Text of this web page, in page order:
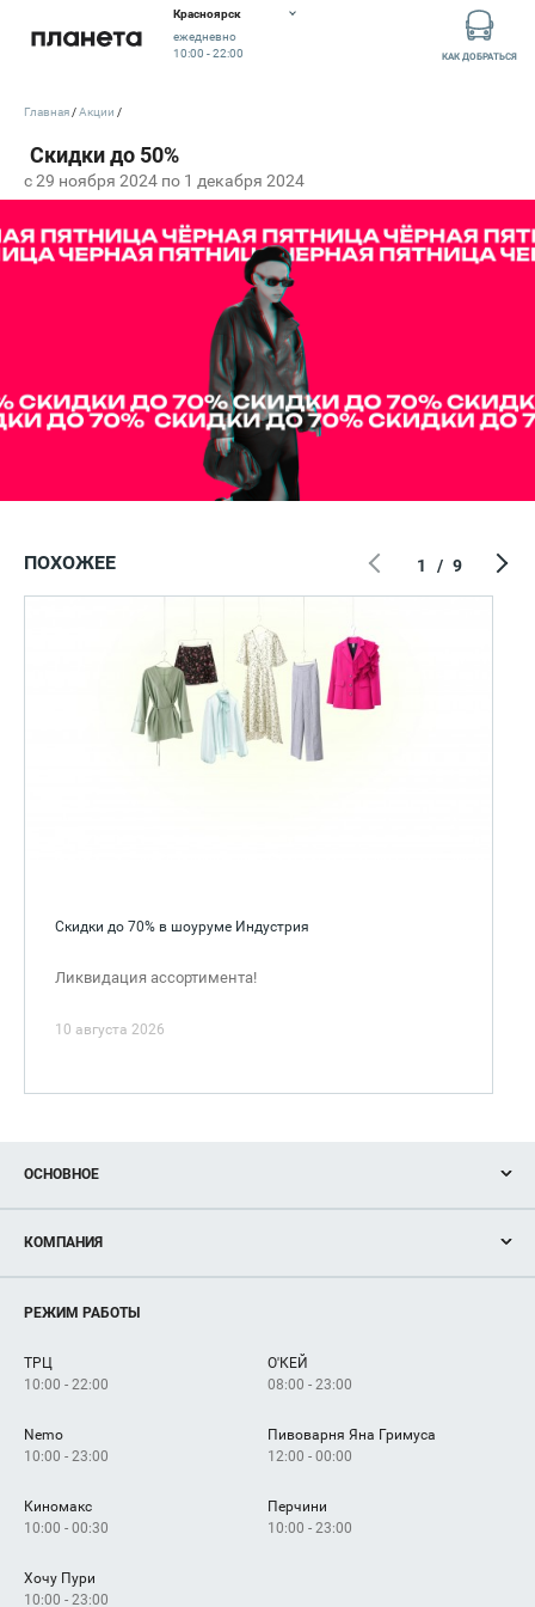
Красноярск
ежедневно
10:00 - 22:00
КАК ДОБРАТЬСЯ
c 29 ноября 2024 по 1 декабря 2024
Главная Акции
ПОХОЖЕЕ
Скидки до 70% в шоуруме Индустрия
Ликвидация ассортимента!
10 августа 2026
1 / 9
ОСНОВНОЕ
Новости
Магазины
Услуги
КОМПАНИЯ
Рекламодателям
Как добраться
РЕЖИМ РАБОТЫ
ТРЦ
10:00 - 22:00
О'КЕЙ
08:00 - 23:00
Nemo
10:00 - 23:00
Пивоварня Яна Гримуса
12:00 - 00:00
Киномакс
10:00 - 00:30
Перчини
10:00 - 23:00
Хочу Пури
10:00 - 23:00